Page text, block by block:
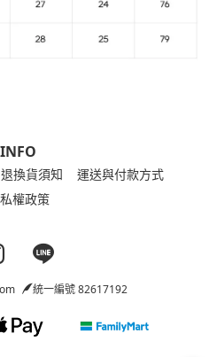
INFO
退換貨須知
運送與付款方式
權政策
Instagram page
Line page
統一編號 82617192